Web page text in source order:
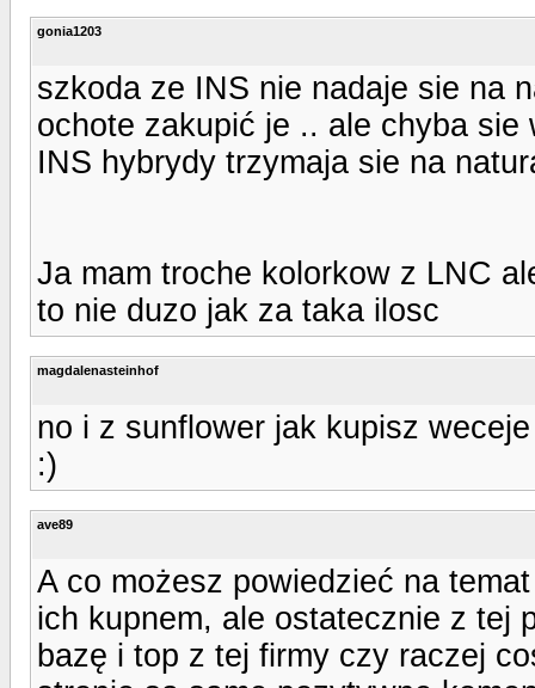
gonia1203
szkoda ze INS nie nadaje sie na
ochote zakupić je .. ale chyba
INS hybrydy trzymaja sie na
Ja mam troche kolorkow z LNC
to nie duzo jak za taka ilosc
magdalenasteinhof
no i z sunflower jak kupisz
:)
ave89
A co możesz powiedzieć na
ich kupnem, ale ostatecznie z tej
bazę i top z tej firmy czy raczej